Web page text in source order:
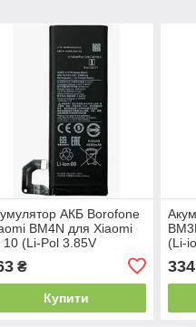
АКБ Borofone
BM4N для Xiaomi
10 (Li-Pol 3.85V
₴
Купити
(Li-
334